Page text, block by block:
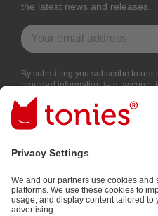
the latest news and releases.
Email address
By submitting you subscribe to
provided information (e.g. account
information provided by you for
information). You can unsubscribe
Payment